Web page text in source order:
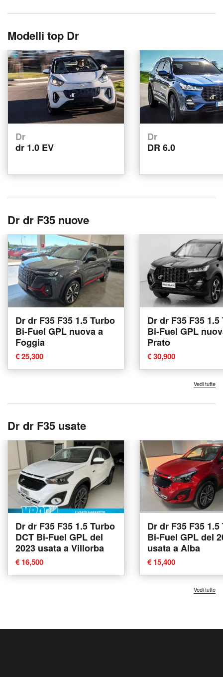
Modelli top Dr
Dr
dr 1.0 EV
Dr
DR 6.0
Dr dr F35 nuove
Dr dr F35 F35 1.5 Turbo
Bi-Fuel GPL nuova a
Foggia
€ 25,300
Dr dr F35 F35
Bi-Fuel GPL
Prato
€ 30,900
Vedi tutte
Dr dr F35 usate
Dr dr F35 F35 1.5 Turbo
DCT Bi-Fuel GPL del
2023 usata a Villorba
€ 16,500
Dr dr F35 F35
Bi-Fuel GPL del
usata a Alba
€ 15,400
Vedi tutte